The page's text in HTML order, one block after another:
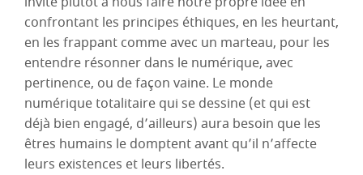
confrontant les principes éthiques, en les heurtant,
en les frappant comme avec un marteau, pour les
entendre résonner dans le numérique, avec
pertinence, ou de façon vaine. Le monde
numérique totalitaire qui se dessine (et qui est
déjà bien engagé, d’ailleurs) aura besoin que les
êtres humains le domptent avant qu’il n’affecte
leurs existences et leurs libertés.